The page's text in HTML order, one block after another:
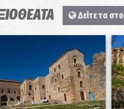
Δείτε τα